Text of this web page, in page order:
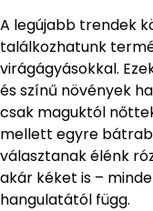
A legújabb trendek
találkozhatunk
virágágyásokkal.
és színű növények
csak maguktól
mellett egyre
választanak élénk
akár kéket is –
hangulatától függ.